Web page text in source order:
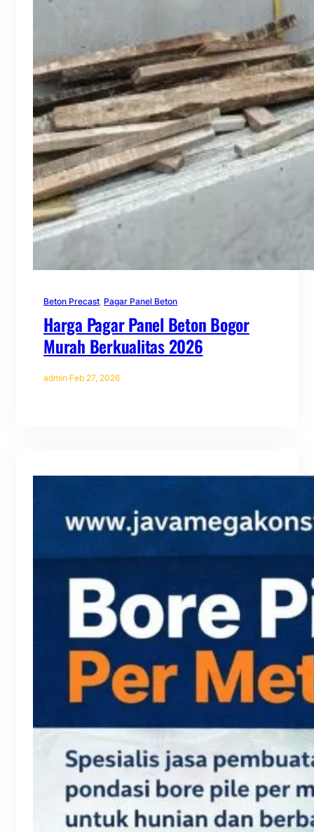
Beton Precast, Pagar Panel Beton
Harga Pagar Panel Beton Bogor
Murah Berkualitas 2026
admin·Feb 27, 2026